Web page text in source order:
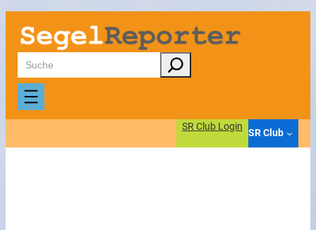
Zum
Inhalt
springen
Suchen
SR Club Login
SR Club